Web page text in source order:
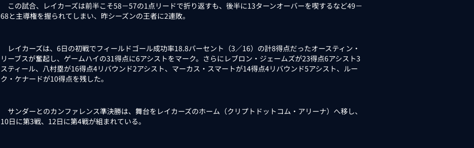
この試合、レイカーズは前半こそ58－57の1点リードで折り返すも、後半に13ターンオーバーを喫するなど49－
68と主導権を握られてしまい、昨シーズンの王者に2連敗。
レイカーズは、6日の初戦でフィールドゴール成功率18.8パーセント（3／16）の計8得点だったオースティン・
リーブスが奮起し、ゲームハイの31得点に6アシストをマーク。さらにレブロン・ジェームズが23得点6アシスト3
スティール、八村塁が16得点4リバウンド2アシスト、マーカス・スマートが14得点4リバウンド5アシスト、ルー
ク・ケナードが10得点を残した。
サンダーとのカンファレンス準決勝は、舞台をレイカーズのホーム（クリプトドットコム・アリーナ）へ移し、
10日に第3戦、12日に第4戦が組まれている。